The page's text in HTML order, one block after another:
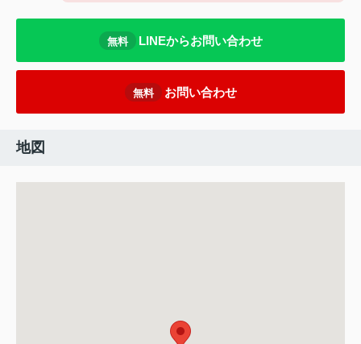
無料 LINEからお問い合わせ
無料 お問い合わせ
地図